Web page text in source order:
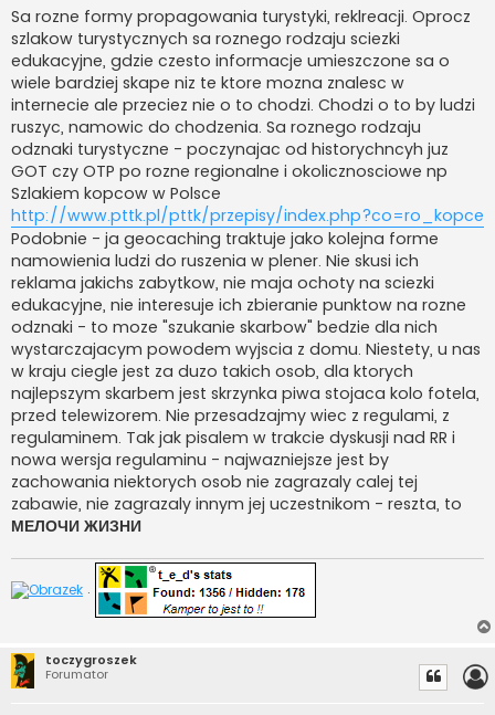
s
t
Sa rozne formy propagowania turystyki, reklreacji. Oprocz
szlakow turystycznych sa roznego rodzaju sciezki
edukacyjne, gdzie czesto informacje umieszczone sa o
wiele bardziej skape niz te ktore mozna znalesc w
internecie ale przeciez nie o to chodzi. Chodzi o to by ludzi
ruszyc, namowic do chodzenia. Sa roznego rodzaju
odznaki turystyczne - poczynajac od historychncyh juz
GOT czy OTP po rozne regionalne i okolicznosciowe np
Szlakiem kopcow w Polsce
http://www.pttk.pl/pttk/przepisy/index.php?co=ro_kopce
Podobnie - ja geocaching traktuje jako kolejna forme
namowienia ludzi do ruszenia w plener. Nie skusi ich
reklama jakichs zabytkow, nie maja ochoty na sciezki
edukacyjne, nie interesuje ich zbieranie punktow na rozne
odznaki - to moze "szukanie skarbow" bedzie dla nich
wystarczajacym powodem wyjscia z domu. Niestety, u nas
w kraju ciegle jest za duzo takich osob, dla ktorych
najlepszym skarbem jest skrzynka piwa stojaca kolo fotela,
przed telewizorem. Nie przesadzajmy wiec z regulami, z
regulaminem. Tak jak pisalem w trakcie dyskusji nad RR i
nowa wersja regulaminu - najwazniejsze jest by
zachowania niektorych osob nie zagrazaly calej tej
zabawie, nie zagrazaly innym jej uczestnikom - reszta, to
МЕЛОЧИ ЖИЗНИ
.
toczygroszek
Forumator